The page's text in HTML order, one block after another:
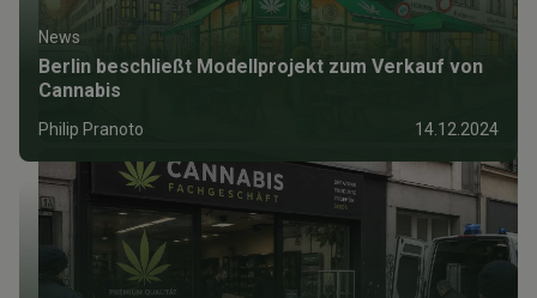
News
Berlin beschließt Modellprojekt zum Verkauf von
Cannabis
Philip Pranoto 14.12.2024